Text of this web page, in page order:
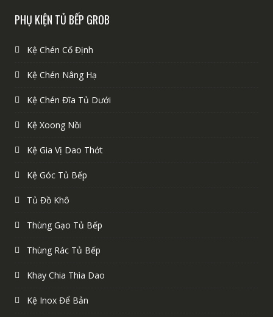
PHỤ KIỆN TỦ BẾP GROB
Kệ Chén Cố Định
Kệ Chén Nâng Hạ
Kệ Chén Đĩa Tủ Dưới
Kệ Xoong Nồi
Kệ Gia Vị Dao Thớt
Kệ Góc Tủ Bếp
Tủ Đồ Khô
Thùng Gạo Tủ Bếp
Thùng Rác Tủ Bếp
Khay Chia Thìa Dao
Kệ Inox Để Bản